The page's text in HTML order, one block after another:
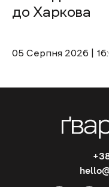
до Харкова
05 Cерпня 2026 |